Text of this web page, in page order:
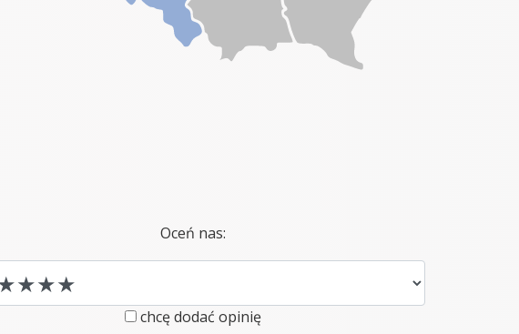
Oceń nas:
chcę dodać opinię